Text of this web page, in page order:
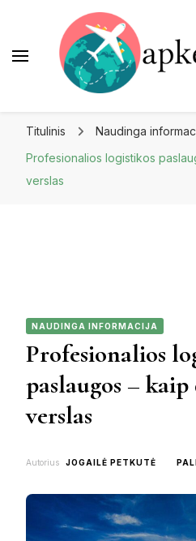
Titulinis
Naudinga
Profesionalios logistikos
verslas
NAUDINGA INFORMACIJA
Profesionalios
paslaugos –
verslas
Autorius JOGAILĖ PETKUTĖ